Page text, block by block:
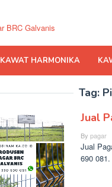
KAWAT HARMONIKA
Tag:
Jual
By pagar
Jual
690